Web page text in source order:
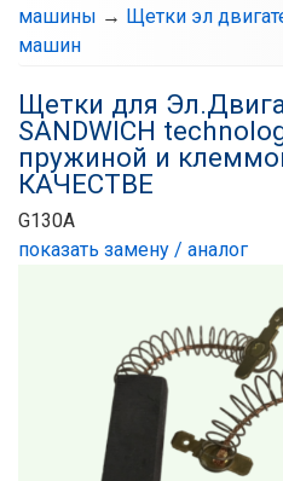
машины → Щетки эл
машин
Щетки для
SANDWICH
пружиной и
КАЧЕСТВЕ
G130A
показать замену / аналог